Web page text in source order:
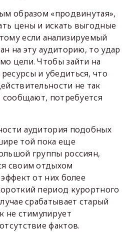
образом «продвинутая»,
цены и искать выгодные
если анализируемый
на эту аудиторию, то удар
цели. Чтобы зайти на
и убедиться, что
не так
сообщают, потребуется
аудитория подобных
той пока еще
группы россиян,
своим отдыхом
от них более
период курортного
срабатывает старый
не стимулирует
фактов.